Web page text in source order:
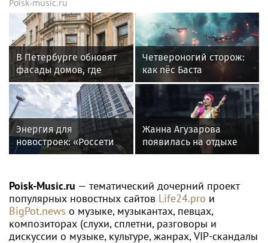
Poisk-music.ru
В Петербурге обновят
фасады домов, где
жили Чайковский и
Тургенев
Четвероногий сторож:
как пёс Баста
предупреждает бойцов
о дронах ВСУ
Энергия для
новостроек: «Россети
Новосибирск»
МВт мощности для
новых жилых
кварталов
Жанна Агузарова
появилась на отдыхе
с 22-летним
Poisk-Music.ru — тематический дочерний проект
популярных новостных сайтов Life24.pro и
BigPot.news о музыке, музыкантах, певцах,
композиторах (слухи, сплетни, разговоры и
дискуссии о музыке, культуре, жанрах, VIP-скандалы